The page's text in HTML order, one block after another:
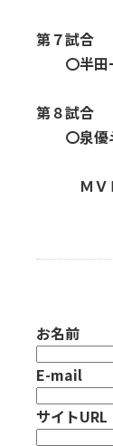
第７試
〇半田
判
第８試
〇泉優
判
ＭＶＰ
ベス
お名前
E-mail
サイトURL